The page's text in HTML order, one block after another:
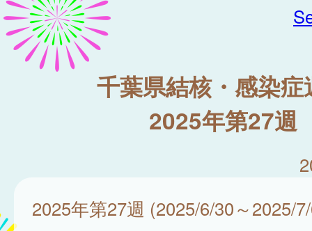
千葉県結核・感染症
2025年第27週
2025年第27週 (2025/6/30～2025/